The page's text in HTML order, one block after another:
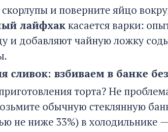
и поверните яйцо
лайфхаккасается варки:
и добавляют чайную ложку
сливок: взбиваем в банке
торта? Не
обычную стеклянную
не ниже 33%) в холодильнике